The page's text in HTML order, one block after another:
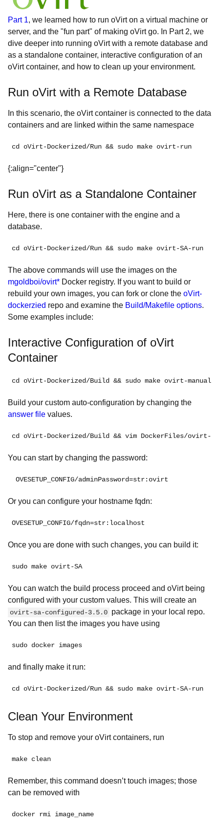
Part 1, we learned how to run oVirt on a virtual machine or
server, and the "fun part" of making oVirt go. In Part 2, we
dive deeper into running oVirt with a remote database and
as a standalone container, interactive configuration of an
oVirt container, and how to clean up your environment.
Run oVirt with a Remote Database
In this scenario, the oVirt container is connected to the data
containers and are linked within the same namespace
cd oVirt-Dockerized/Run && sudo make ovirt-run
{:align="center"}
Run oVirt as a Standalone Container
Here, there is one container with the engine and a
database.
cd oVirt-Dockerized/Run && sudo make ovirt-SA-run
The above commands will use the images on the
mgoldboi/ovirt* Docker registry. If you want to build or
rebuild your own images, you can fork or clone the oVirt-
dockerzied repo and examine the Build/Makefile options.
Some examples include:
Interactive Configuration of oVirt
Container
cd oVirt-Dockerized/Build && sudo make ovirt-manual
Build your custom auto-configuration by changing the
answer file values.
cd oVirt-Dockerized/Build && vim DockerFiles/ovirt-
You can start by changing the password:
OVESETUP_CONFIG/adminPassword=str:ovirt
Or you can configure your hostname fqdn:
OVESETUP_CONFIG/fqdn=str:localhost
Once you are done with such changes, you can build it:
sudo make ovirt-SA
You can watch the build process proceed and oVirt being
configured with your custom values. This will create an
ovirt-sa-configured-3.5.0 package in your local repo.
You can then list the images you have using
sudo docker images
and finally make it run:
cd oVirt-Dockerized/Run && sudo make ovirt-SA-run
Clean Your Environment
To stop and remove your oVirt containers, run
make clean
Remember, this command doesn’t touch images; those
can be removed with
docker rmi image_name